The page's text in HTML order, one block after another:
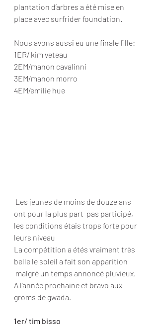
plantation d’arbres a été mise en
place avec surfrider foundation.
Nous avons aussi eu une finale fille:
1ER/ kim veteau
2EM/manon cavalinni
3EM/manon morro
4EM/emilie hue
ont pour la plus part  pas participé,
les conditions étais trops forte pour
leurs niveau
La compétition a étés vraiment très
belle le soleil a fait son apparition
malgré un temps annoncé pluvieux.
A l’année prochaine et bravo aux
groms de gwada.
1er/ tim bisso